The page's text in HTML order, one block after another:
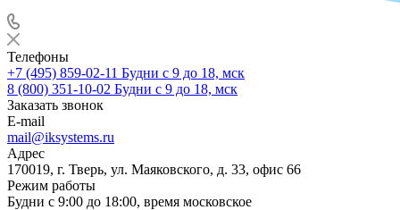
Телефоны
+7 (495) 859-02-11 Будни с 9 до 18, мск
8 (800) 351-10-02 Будни с 9 до 18, мск
Заказать звонок
E-mail
mail@iksystems.ru
Адрес
170019, г. Тверь, ул. Маяковского, д. 33, офис 66
Режим работы
Будни с 9:00 до 18:00, время московское